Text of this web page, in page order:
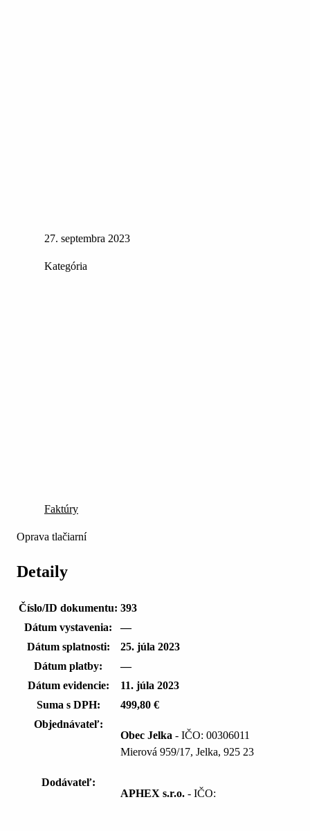
27. septembra 2023
Kategória
Faktúry
Oprava tlačiarní
Detaily
Číslo/ID dokumentu: 393
Dátum vystavenia:
—
Dátum splatnosti:
25. júla 2023
Dátum platby:
—
Dátum evidencie:
11. júla 2023
Suma s DPH:
499,80 €
Objednávateľ:
Obec Jelka - IČO: 00306011
Mierová 959/17, Jelka, 925 23
Dodávateľ:
APHEX s.r.o. - IČO: